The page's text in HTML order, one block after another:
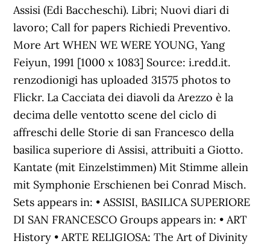
Assisi (Edi Baccheschi). Libri; Nuovi diari di
lavoro; Call for papers Richiedi Preventivo.
More Art WHEN WE WERE YOUNG, Yang
Feiyun, 1991 [1000 x 1083] Source: i.redd.it.
renzodionigi has uploaded 31575 photos to
Flickr. La Cacciata dei diavoli da Arezzo è la
decima delle ventotto scene del ciclo di
affreschi delle Storie di san Francesco della
basilica superiore di Assisi, attribuiti a Giotto.
Kantate (mit Einzelstimmen) Mit Stimme allein
mit Symphonie Erschienen bei Conrad Misch.
Sets appears in: • ASSISI, BASILICA SUPERIORE
DI SAN FRANCESCO Groups appears in: • ART
History • ARTE RELIGIOSA: The Art of Divinity